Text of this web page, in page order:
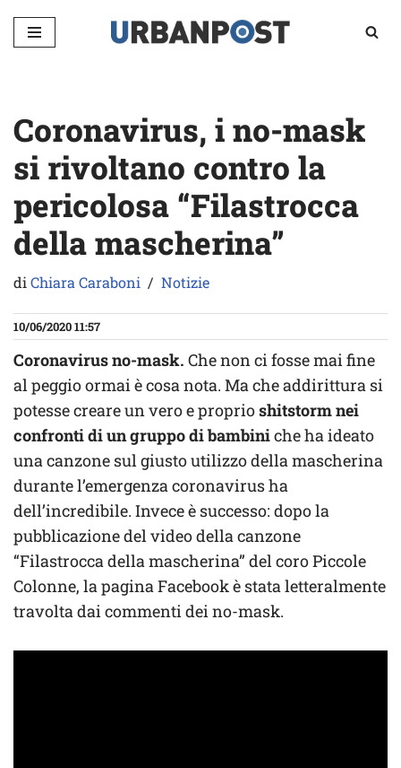
Vai
Coronavirus, i no-mask
si rivoltano contro la
pericolosa “Filastrocca
della mascherina”
diChiara Caraboni Notizie
10/06/2020 11:57
Coronavirus no-mask. Che non ci fosse mai fine
al peggio ormai è cosa nota. Ma che addirittura si
potesse creare un vero e proprioshitstorm nei
confronti di un gruppo di bambiniche ha ideato
una canzone sul giusto utilizzo della mascherina
durante l’emergenza coronavirus ha
dell’incredibile. Invece è successo: dopo la
pubblicazione del video della canzone
“Filastrocca della mascherina” del coro Piccole
Colonne, la pagina Facebook è stata letteralmente
travolta dai commenti dei no-mask.